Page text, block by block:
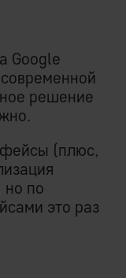
Google
решение
(плюс,
но по
это раз